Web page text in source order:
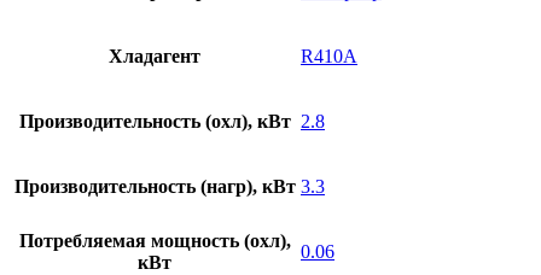
Хладагент R410A
Производительность (охл), кВт 2.8
Производительность (нагр), кВт 3.3
Потребляемая мощность (охл),
кВт
0.06